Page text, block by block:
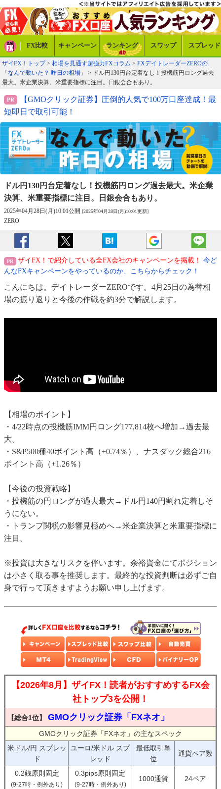
FX比較 キャンペーン ランキング スワップ スプレッド
ザイFX！トップ> 相場を見通す超強力FXコラム > FXデイトレーダーZEROの
「なんで動いた？ 昨日の相場」
> ドル円130円台定着なし！投機筋円ロング過去
最大。米企業決算、米重要指標に注目。日銀会合もあり。
【GMOクリック証券】圧倒的人気で100万口座達成！最
短即日で取引可能！
ドル円130円台定着なし！投機筋円ロング過去最大。 米企業
決算、米重要指標に注目。日銀会合もあり。
2025年04月28日(月)10:01公開 [2025年04月28日(月)10:01更新]
ZERO
ザイFX！で紹介している全FX会社のキャンペーンを掲載！
今ど
んなFXキャンペーンをやっているのか、こちらからチェック！
こんにちは。デイトレーダーZEROです。4月25日の為替相
場の振り返りと今後の作戦を約3分で解説します。
【相場のポイント】
・4/22時点の投機筋IMM円ロング177,814枚へ増加→過去最
大。
・S&P500種40ポイント高（+0.74％）、ナスダック総合216
ポイント高（+1.26％）
【今後の投資戦略】
・投機筋の円ロングが過去最大→ドル円140円割れ定着しそ
うにない。
・トランプ関税の影響見極めへ→米企業決算と米重要指標に
注目。
※投資は大きなリスクを伴います。余裕資金にてポジション
は小さく取る事を推奨します。最終的な投資判断は必ずご自
身で行って頂きますようお願い申し上げます。
【2026年8月】ザイFX！読者がおすすめするFX会
社トップ3を公開！
【総合1位】 GMOクリック証券「FXネオ」
GMOクリック証券「FXネオ」の主なスペック
米ドル/円 スプレッ
ド
ユーロ/米ドル スプ
レッド
最低取引単
位
通貨ペア数
0.2銭原則固定
(9-27時・例外あり)
0.3pips原則固定
(9-27時・例外あり)
1000通貨 24ペア